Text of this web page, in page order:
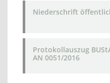
Niederschrift
Protokollauszug
AN 0051/2016